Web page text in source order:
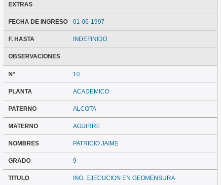
EXTRAS
FECHA DE INGRESO 01-06-1997
F. HASTA INDEFINIDO
OBSERVACIONES
N° 10
PLANTA ACADEMICO
PATERNO ALCOTA
MATERNO AGUIRRE
NOMBRES PATRICIO JAIME
GRADO 9
TITULO ING. EJECUCION EN GEOMENSURA